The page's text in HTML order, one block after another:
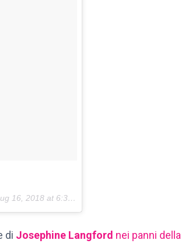
16, 2018 at 6:30 PDT
di Josephine Langford nei panni della